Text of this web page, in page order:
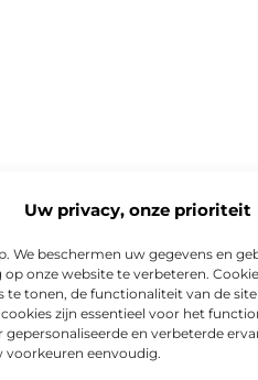
Uw privacy, onze prioriteit
We beschermen uw gegevens en
onze website te verbeteren.
te tonen, de functionaliteit van de
zijn essentieel voor het
en verbeterde
voorkeuren eenvoudig.